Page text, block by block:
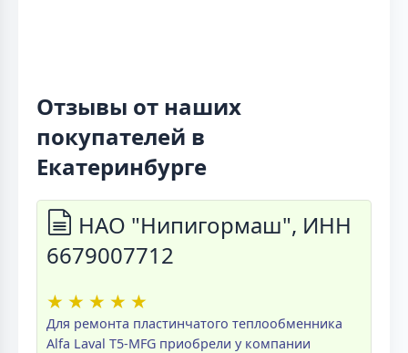
Отзывы от наших
покупателей в
Екатеринбурге
НАО "Нипигормаш", ИНН
6679007712
★ ★ ★ ★ ★
Для ремонта пластинчатого теплообменника
Alfa Laval T5-MFG приобрели у компании